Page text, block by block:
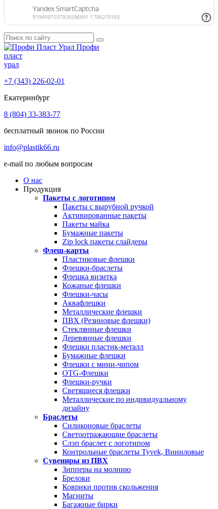
Профи
пласт
урал
+7 (343) 226-02-01
Екатеринбург
8 (804) 33-383-77
бесплатный звонок по России
info@plastik66.ru
e-mail по любым вопросам
О нас
Продукция
Пакеты с логотипом
Пакеты с вырубной ручкой
Активированные пакеты
Пакеты майка
Бумажные пакеты
Zip lock пакеты слайдеры
Флеш-карты
Пластиковые флешки
Флешки-браслеты
Флешка визитка
Кожаные флешки
Флешки-часы
Аквафлешки
Металлические флешки
ПВХ (Резиновые флешки)
Стеклянные флешки
Деревянные флешки
Флешки пластик-металл
Бумажные флешки
Флешки с мини-чипом
OTG-Флешки
Флешки-ручки
Светящиеся флешки
Металлические по индивидуальному
дизайну
Браслеты
Силиконовые браслеты
Светоотражающие браслеты
Слэп браслет с логотипом
Контрольные браслеты Tyvek, Виниловые
Сувениры из ПВХ
Зипперы на молнию
Брелоки
Коврики против скольжения
Магниты
Багажные бирки